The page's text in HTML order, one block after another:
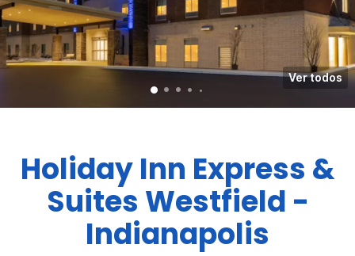
Ver todos
Holiday Inn Express &
Suites Westfield -
Indianapolis